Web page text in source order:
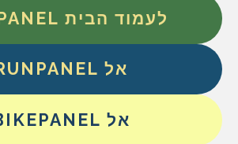
לעמוד הבית OUTPANEL
אל RUNPANEL
אל BIKEPANEL